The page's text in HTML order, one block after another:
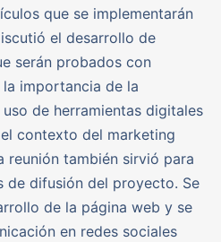
que se implementarán
el desarrollo de
serán probados con
importancia de la
de herramientas digitales
contexto del marketing
reunión también sirvió para
de difusión del proyecto. Se
de la página web y se
en redes sociales